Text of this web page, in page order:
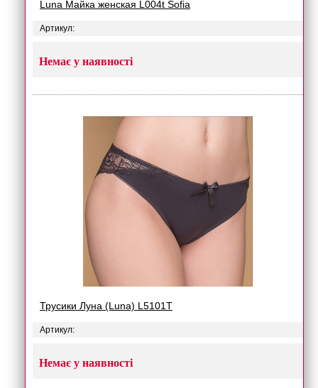
Luna Майка женская L004t Sofia
Артикул:
Немає у наявності
Трусики Луна (Luna) L5101T
Артикул:
Немає у наявності